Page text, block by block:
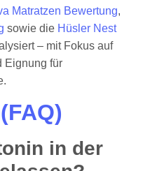
Matratzen Bewertung,
sowie die Hüsler Nest
– mit Fokus auf
Eignung für
in der